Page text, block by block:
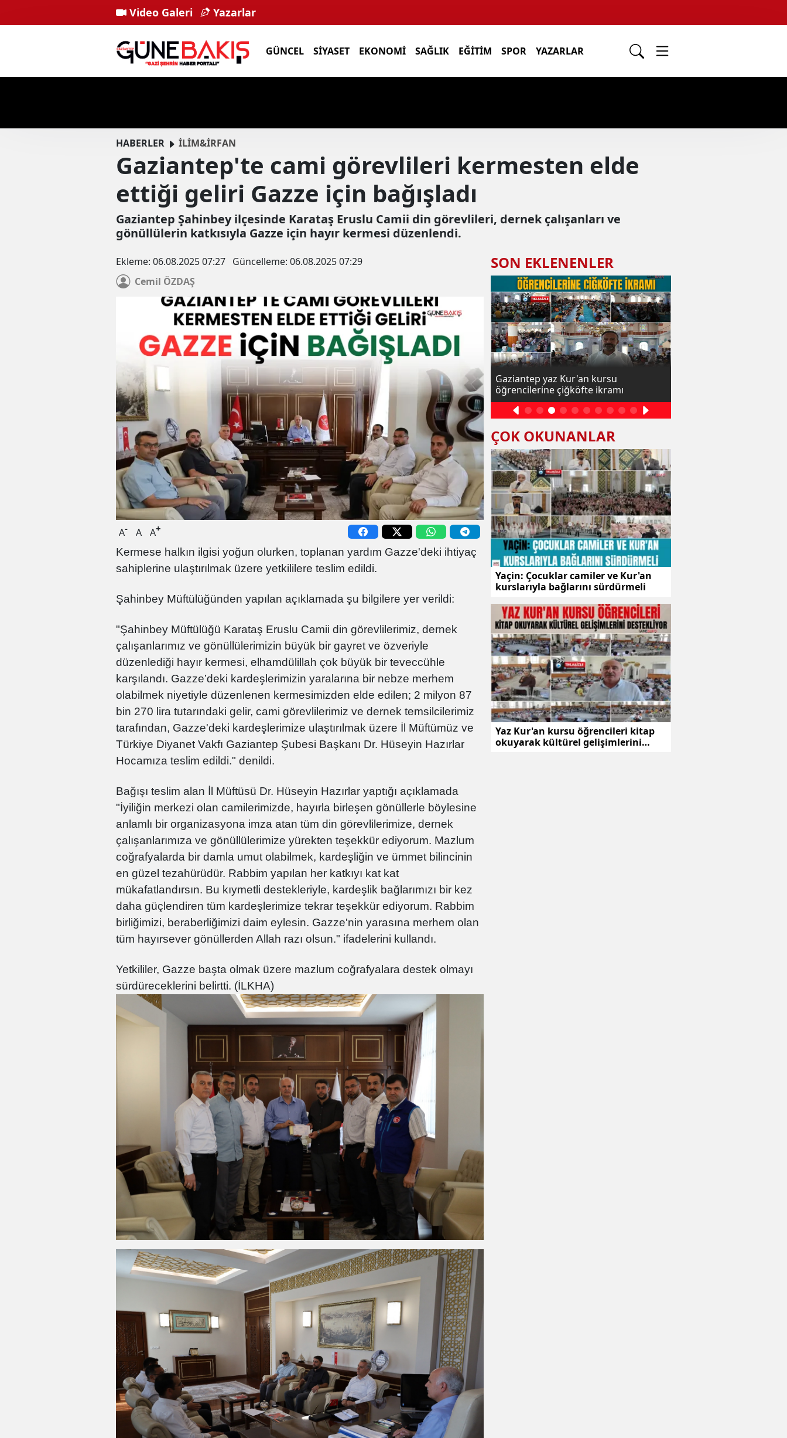
Video Galeri Yazarlar
GÜNCEL SIYASET EKONOMI SAĞLIK EĞITIM SPOR YAZARLAR
HABERLER İLİM&İRFAN
Gaziantep'te cami görevlileri kermesten elde
ettiği geliri Gazze için bağışladı
Gaziantep Şahinbey ilçesinde Karataş Eruslu Camii din görevlileri, dernek çalışanları ve
gönüllülerin katkısıyla Gazze için hayır kermesi düzenlendi.
Ekleme: 06.08.2025 07:27 Güncelleme: 06.08.2025 07:29
Cemil ÖZDAŞ
A- A A+
Kermese halkın ilgisi yoğun olurken, toplanan yardım Gazze'deki ihtiyaç
sahiplerine ulaştırılmak üzere yetkililere teslim edildi.
Şahinbey Müftülüğünden yapılan açıklamada şu bilgilere yer verildi:
"Şahinbey Müftülüğü Karataş Eruslu Camii din görevlilerimiz, dernek
çalışanlarımız ve gönüllülerimizin büyük bir gayret ve özveriyle
düzenlediği hayır kermesi, elhamdülillah çok büyük bir teveccühle
karşılandı. Gazze’deki kardeşlerimizin yaralarına bir nebze merhem
olabilmek niyetiyle düzenlenen kermesimizden elde edilen; 2 milyon 87
bin 270 lira tutarındaki gelir, cami görevlilerimiz ve dernek temsilcilerimiz
tarafından, Gazze'deki kardeşlerimize ulaştırılmak üzere İl Müftümüz ve
Türkiye Diyanet Vakfı Gaziantep Şubesi Başkanı Dr. Hüseyin Hazırlar
Hocamıza teslim edildi." denildi.
Bağışı teslim alan İl Müftüsü Dr. Hüseyin Hazırlar yaptığı açıklamada
"İyiliğin merkezi olan camilerimizde, hayırla birleşen gönüllerle böylesine
anlamlı bir organizasyona imza atan tüm din görevlilerimize, dernek
çalışanlarımıza ve gönüllülerimize yürekten teşekkür ediyorum. Mazlum
coğrafyalarda bir damla umut olabilmek, kardeşliğin ve ümmet bilincinin
en güzel tezahürüdür. Rabbim yapılan her katkıyı kat kat
mükafatlandırsın. Bu kıymetli destekleriyle, kardeşlik bağlarımızı bir kez
daha güçlendiren tüm kardeşlerimize tekrar teşekkür ediyorum. Rabbim
birliğimizi, beraberliğimizi daim eylesin. Gazze'nin yarasına merhem olan
tüm hayırsever gönüllerden Allah razı olsun." ifadelerini kullandı.
Yetkililer, Gazze başta olmak üzere mazlum coğrafyalara destek olmayı
sürdüreceklerini belirtti. (İLKHA)
SON EKLENENLER
Yaçin: Çocuklar camiler ve Kur'an
kurslarıyla bağlarını sürdürmeli
Yaz Kur'an kursu öğrencileri kitap
okuyarak kültürel gelişimlerini
destekliyor
Gaziantep yaz Kur'an kursu
öğrencilerine çiğköfte ikramı
ÇOK OKUNANLAR
Yaçin: Çocuklar camiler ve Kur'an
kurslarıyla bağlarını sürdürmeli
Yaz Kur'an kursu öğrencileri kitap
okuyarak kültürel gelişimlerini